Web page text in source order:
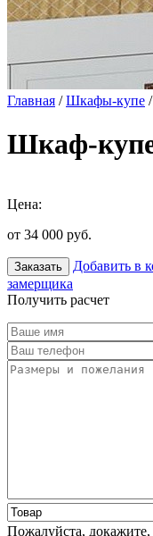
Главная /Шкафы-купе /
Шкаф-
Цена:
от 34 000 руб.
Заказать Добавить в
замерщика
Получить расчет
Пожалуйста,